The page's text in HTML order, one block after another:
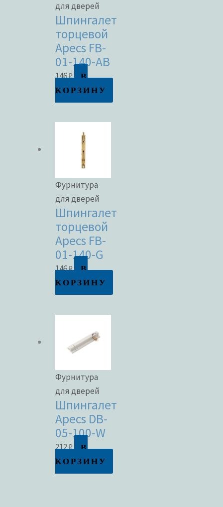
для дверей
Шпингалет
торцевой
Apecs FB-
01-140-AB
146₽
В
КОРЗИНУ
Фурнитура
для дверей
Шпингалет
торцевой
Apecs FB-
01-140-G
146₽
В
КОРЗИНУ
Фурнитура
для дверей
Шпингалет
Apecs DB-
05-100-W
212₽
В
КОРЗИНУ